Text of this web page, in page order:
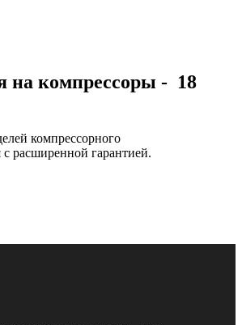
на компрессоры - 18
компрессорного
с расширенной гарантией.